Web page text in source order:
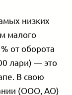
низких
малого
от оборота
лари) — это
В свою
(ООО, АО)